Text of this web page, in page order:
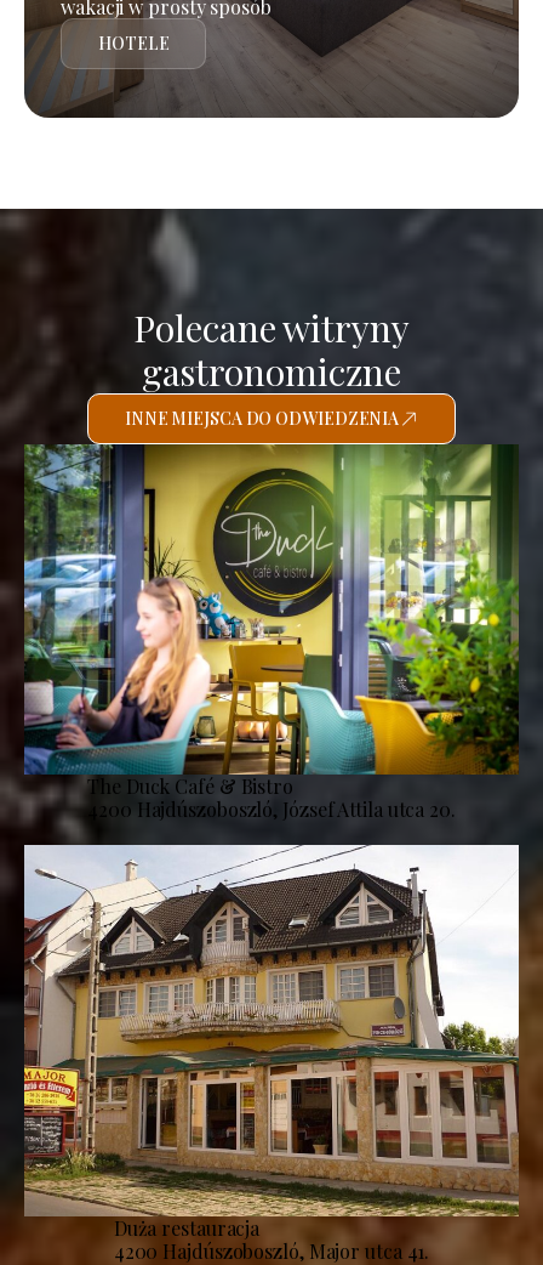
wakacji w prosty sposób
HOTELE
Polecane witryny
gastronomiczne
INNE MIEJSCA DO ODWIEDZENIA
The Duck Café & Bistro
4200 Hajdúszoboszló, József Attila utca 20.
Duża restauracja
4200 Hajdúszoboszló, Major utca 41.